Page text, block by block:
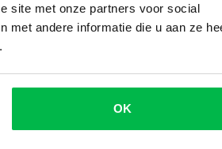
site met onze partners voor social
met andere informatie die u aan ze
OK
In
40 jaar of
woont. Let op: